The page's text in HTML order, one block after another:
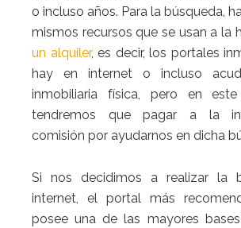
o incluso años. Para la búsqueda,
mismos recursos que se usan a la
un alquiler, es decir, los portales
hay en internet o incluso
inmobiliaria física, pero en
tendremos que pagar a la
comisión por ayudarnos en dicha
Si nos decidimos a realizar la
internet, el portal más
posee una de las mayores